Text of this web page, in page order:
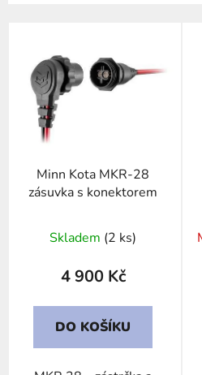
Minn Kota MKR-28
zásuvka s konektorem
Skladem (2 ks)
4 900 Kč
DO KOŠÍKU